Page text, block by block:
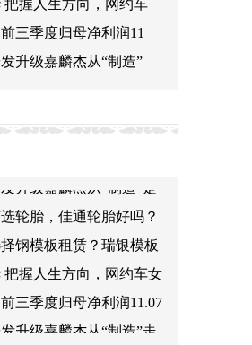
把握人生方向，网约车
三季度归母净利润11
升级嘉麟杰从“制造”
轮胎，佳通轮胎好吗？
钢模板租赁？瑞银模板
把握人生方向，网约车女
巾帼风采
三季度归母净利润11.07
76.86%
升级嘉麟杰从“制造”走